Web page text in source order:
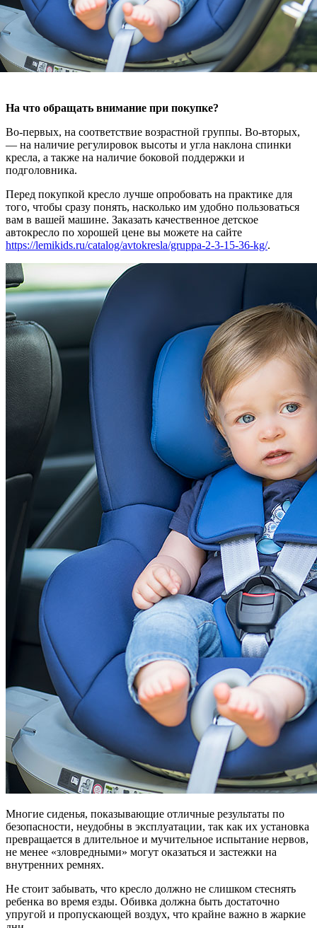
На что обращать внимание при покупке?
Во-первых, на соответствие возрастной группы. Во-вторых,
— на наличие регулировок высоты и угла наклона спинки
кресла, а также на наличие боковой поддержки и
подголовника.
Перед покупкой кресло лучше опробовать на практике для
того, чтобы сразу понять, насколько им удобно пользоваться
вам в вашей машине. Заказать качественное детское
автокресло по хорошей цене вы можете на сайте
https://lemikids.ru/catalog/avtokresla/gruppa-2-3-15-36-kg/.
Многие сиденья, показывающие отличные результаты по
безопасности, неудобны в эксплуатации, так как их установка
превращается в длительное и мучительное испытание нервов,
не менее «зловредными» могут оказаться и застежки на
внутренних ремнях.
Не стоит забывать, что кресло должно не слишком стеснять
ребенка во время езды. Обивка должна быть достаточно
упругой и пропускающей воздух, что крайне важно в жаркие